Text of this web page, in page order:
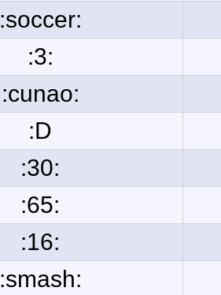
:soccer:
:3:
:cunao:
:D
:30:
:65:
:16:
:smash: